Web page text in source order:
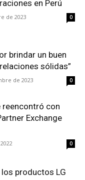
en Perú
de 2023 0
brindar un buen
sólidas”
de 2023 0
reencontró con
Exchange
0
productos LG